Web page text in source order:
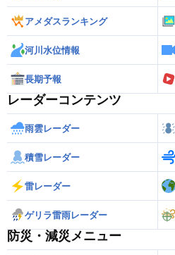
アメダスランキング
河川水位情報
長期予報
レーダーコンテンツ
雨雲レーダー
積雪レーダー
雷レーダー
ゲリラ雷雨レーダー
防災・減災メニュー